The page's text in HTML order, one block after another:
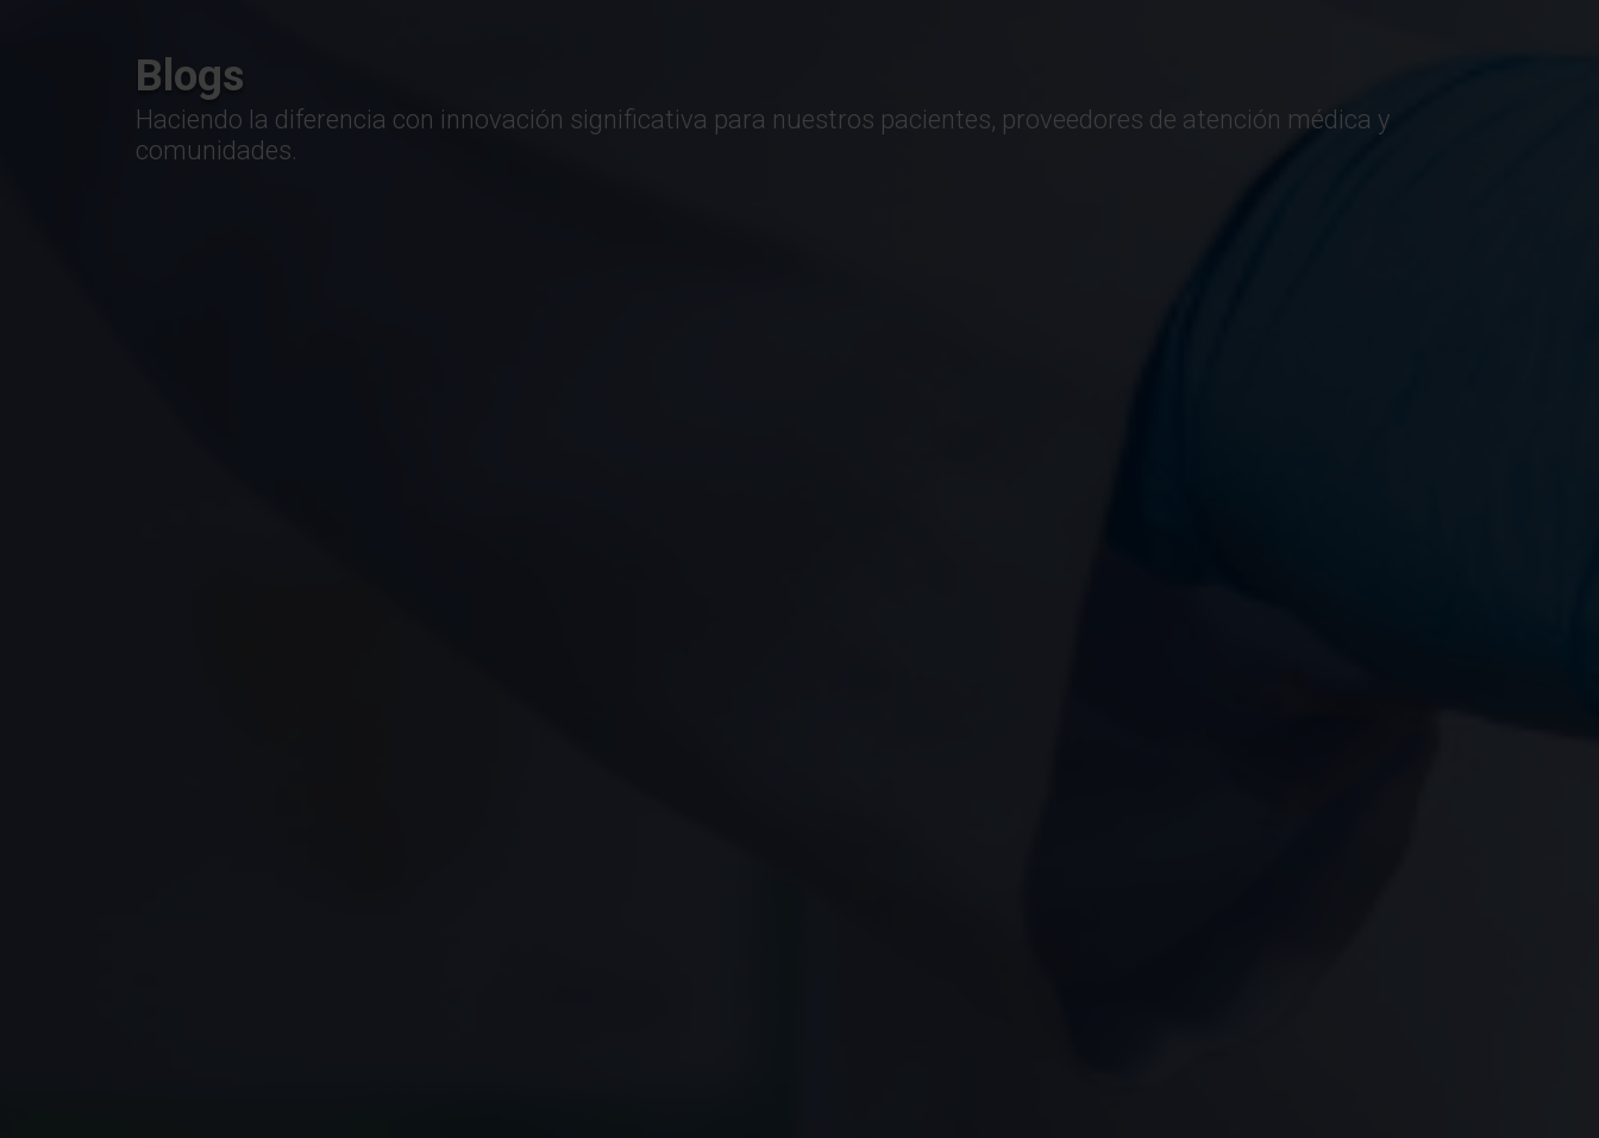
Blogs
Haciendo la diferencia con innovación significativa para nuestros pacientes, proveedores de atención médica y
comunidades.